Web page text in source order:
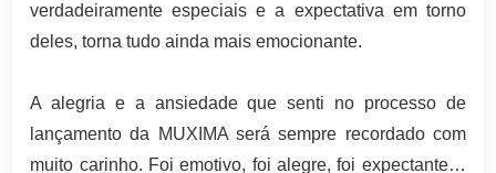
verdadeiramente especiais e a expectativa em torno
deles, torna tudo ainda mais emocionante.
A alegria e a ansiedade que senti no processo de
lançamento da MUXIMA será sempre recordado com
muito carinho. Foi emotivo, foi alegre, foi expectante…